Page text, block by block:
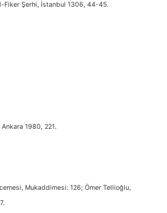
Fiker Şerhi, İstanbul 1306, 44-45.
1980, 221.
Mukaddimesi: 126; Ömer Tellioğlu,